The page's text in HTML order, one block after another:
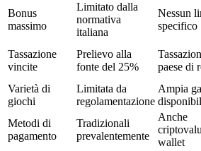
Bonus
massimo
Limitato dalla
normativa
italiana
Nessun
specifico
Tassazione
vincite
Prelievo alla
fonte del 25%
paese di
Varietà di
giochi
Limitata da
regolamentazione
Ampia
Metodi di
pagamento
Tradizionali
prevalentemente
Anche
wallet